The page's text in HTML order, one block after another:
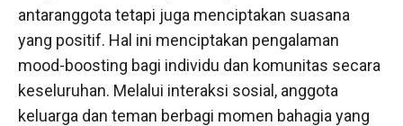
antaranggota tetapi juga menciptakan suasana
yang positif. Hal ini menciptakan pengalaman
mood-boosting bagi individu dan komunitas secara
keseluruhan. Melalui interaksi sosial, anggota
keluarga dan teman berbagi momen bahagia yang